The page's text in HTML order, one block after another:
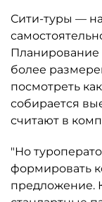
Сити-туры —
Планирование
более
посмотреть
собирается
считают в
"Но
формировать
предложение.